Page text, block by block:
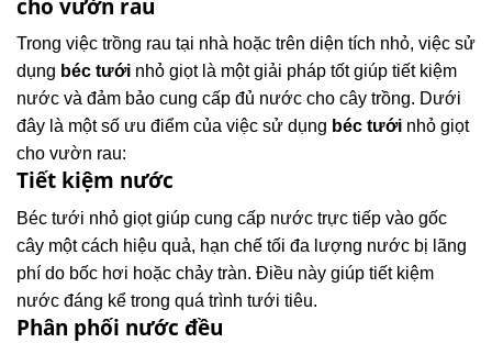
Trong việc trồng rau tại nhà hoặc trên diện tích nhỏ, việc sử
dụng béc tưới nhỏ giọt là một giải pháp tốt giúp tiết kiệm
nước và đảm bảo cung cấp đủ nước cho cây trồng. Dưới
đây là một số ưu điểm của việc sử dụng béc tưới nhỏ giọt
cho vườn rau:
Tiết kiệm nước
Béc tưới nhỏ giọt giúp cung cấp nước trực tiếp vào gốc
cây một cách hiệu quả, hạn chế tối đa lượng nước bị lãng
phí do bốc hơi hoặc chảy tràn. Điều này giúp tiết kiệm
nước đáng kể trong quá trình tưới tiêu.
Phân phối nước đều